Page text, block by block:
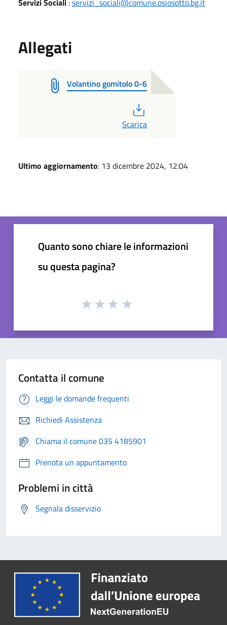
Allegati
Volantino gomitolo 0-6
Scarica
Ultimo aggiornamento: 13 dicembre 2024, 12:04
Quanto sono chiare le informazioni
su questa pagina?
Contatta il comune
Leggi le domande frequenti
Richiedi Assistenza
Chiama il comune 035 4185901
Prenota un appuntamento
Problemi in città
Segnala disservizio